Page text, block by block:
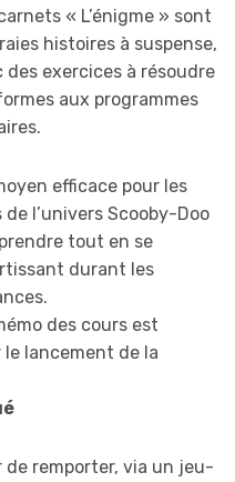
« L’énigme » sont
histoires à suspense,
des exercices à résoudre
aux programmes
efficace pour les
de l’univers Scooby-Doo
tout en se
durant les
des cours est
le lancement de la
remporter, via un jeu-